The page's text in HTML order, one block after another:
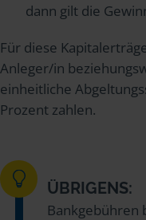
dann gilt die
Für diese
Anleger/in
einheitliche
Prozent zahlen.
ÜBRIGENS:
Bankgebühren